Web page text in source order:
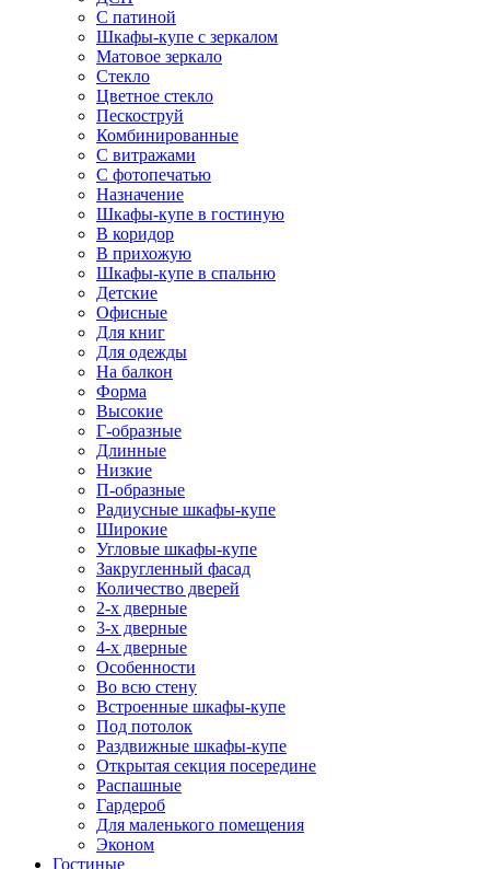
С патиной
Шкафы-купе с зеркалом
Матовое зеркало
Стекло
Цветное стекло
Пескоструй
Комбинированные
С витражами
С фотопечатью
Назначение
Шкафы-купе в гостиную
В коридор
В прихожую
Шкафы-купе в спальню
Детские
Офисные
Для книг
Для одежды
На балкон
Форма
Высокие
Г-образные
Длинные
Низкие
П-образные
Радиусные шкафы-купе
Широкие
Угловые шкафы-купе
Закругленный фасад
Количество дверей
2-х дверные
3-х дверные
4-х дверные
Особенности
Во всю стену
Встроенные шкафы-купе
Под потолок
Раздвижные шкафы-купе
Открытая секция посередине
Распашные
Гардероб
Для маленького помещения
Эконом
Гостиные